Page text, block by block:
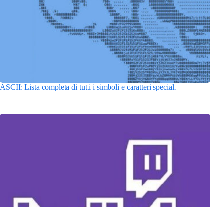
ASCII: Lista completa di tutti i simboli e caratteri speciali